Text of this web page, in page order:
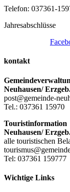
Telefon: 037361-
Jahresabschlüsse
kontakt
Neuhausen/
post@gemeinde-
Tel.: 037361 15970
Touristinformation
Neuhausen/
alle touristischen
Tel: 037361 159777
Wichtige Links